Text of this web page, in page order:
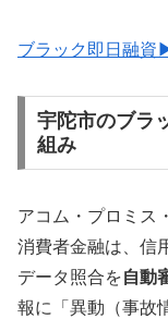
ブラック即日融資
宇陀市のブラ
組み
アコム・プロミス
消費者金融は、信
データ照合を自動
報に「異動（事故